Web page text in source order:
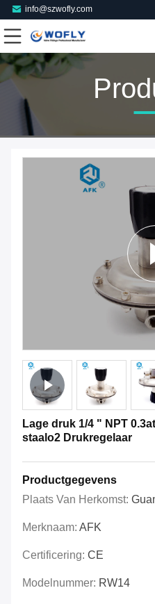
info@szwofly.com
Lage druk 1/4 " NPT
staalo2 Drukregelaar
Productgegevens
Plaats Van Herkomst:
Merknaam: AFK
Certificering: CE
Modelnummer: RW14